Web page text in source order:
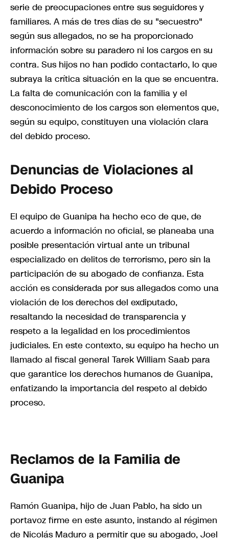
serie de preocupaciones entre sus seguidores y
familiares. A más de tres días de su "secuestro"
según sus allegados, no se ha proporcionado
información sobre su paradero ni los cargos en su
contra. Sus hijos no han podido contactarlo, lo que
subraya la crítica situación en la que se encuentra.
La falta de comunicación con la familia y el
desconocimiento de los cargos son elementos que,
según su equipo, constituyen una violación clara
del debido proceso.
Denuncias de Violaciones al
Debido Proceso
El equipo de Guanipa ha hecho eco de que, de
acuerdo a información no oficial, se planeaba una
posible presentación virtual ante un tribunal
especializado en delitos de terrorismo, pero sin la
participación de su abogado de confianza. Esta
acción es considerada por sus allegados como una
violación de los derechos del exdiputado,
resaltando la necesidad de transparencia y
respeto a la legalidad en los procedimientos
judiciales. En este contexto, su equipo ha hecho un
llamado al fiscal general Tarek William Saab para
que garantice los derechos humanos de Guanipa,
enfatizando la importancia del respeto al debido
proceso.
Reclamos de la Familia de
Guanipa
Ramón Guanipa, hijo de Juan Pablo, ha sido un
portavoz firme en este asunto, instando al régimen
de Nicolás Maduro a permitir que su abogado, Joel